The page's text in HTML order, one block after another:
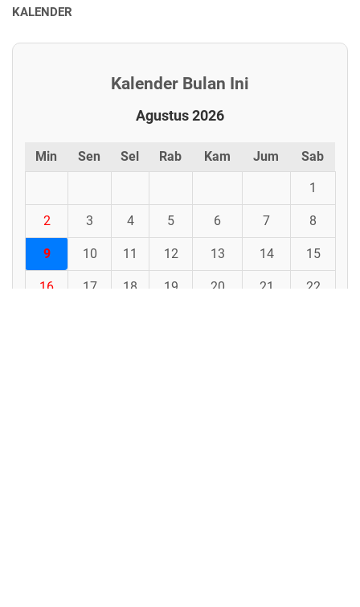
KALENDER
Kalender Bulan Ini
Agustus 2026
Min Sen Sel Rab Kam Jum Sab
1
2 3 4 5 6 7 8
9 10 11 12 13 14 15
16 17 18 19 20 21 22